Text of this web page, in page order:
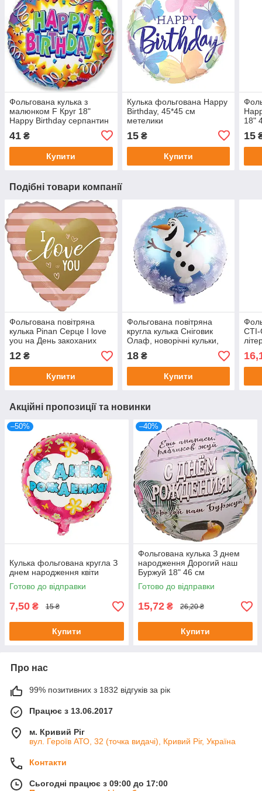
Фольгована кулька з
малюнком F Круг 18"
Happy Birthday серпантин
41 ₴
Купити
Кулька фольгована Happy
Birthday, 45*45 см
метелики
15₴
Купити
18"
15
Подібні товари компанії
Фольгована повітряна
кулька Pinan Серце I love
you на День закоханих
рожевий, 18" 44 см
12 ₴
Купити
Фольгована повітряна
кругла кулька Сніговик
Олаф, новорічні кульки,
18" 45 см
18₴
Купити
CTI-
см
Акційні пропозиції та новинки
–50%
Кулька фольгована кругла З
днем народження квіти
Готово до відправки
7,50 ₴ 15 ₴
Купити
–40%
Фольгована кулька З днем
народження Дорогий наш
Буржуй 18" 46 см
Готово до відправки
15,72 ₴ 26,20 ₴
Купити
Про нас
99% позитивних з 1832 відгуків за рік
Працює з 13.06.2017
м. Кривий Ріг
вул. Героїв АТО, 32 (точка видачі), Кривий Ріг, Україна
Контакти
Сьогодні працює з 09:00 до 17:00